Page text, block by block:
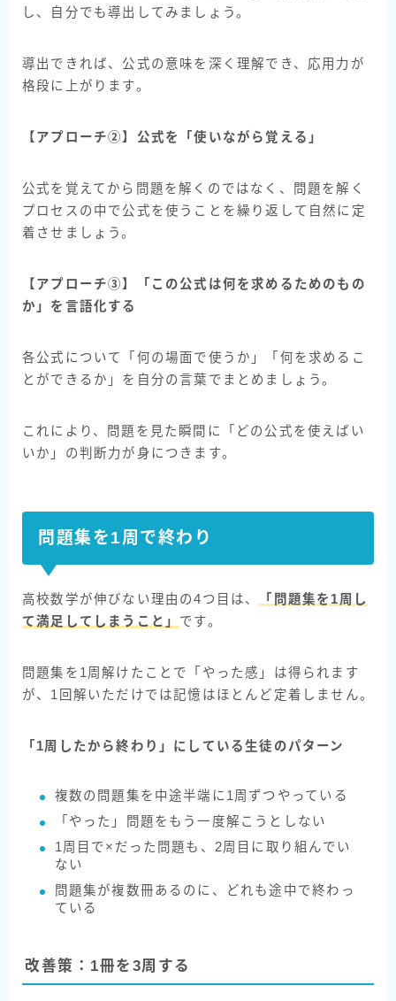
し、自分でも導出してみましょう。
導出できれば、公式の意味を深く理解でき、応用力が
格段に上がります。
【アプローチ②】公式を「使いながら覚える」
公式を覚えてから問題を解くのではなく、問題を解く
プロセスの中で公式を使うことを繰り返して自然に定
着させましょう。
【アプローチ③】「この公式は何を求めるためのもの
か」を言語化する
各公式について「何の場面で使うか」「何を求めるこ
とができるか」を自分の言葉でまとめましょう。
これにより、問題を見た瞬間に「どの公式を使えばい
いか」の判断力が身につきます。
問題集を1周で終わり
高校数学が伸びない理由の4つ目は、
「問題集を1周し
て満足してしまうこと」 です。
問題集を1周解けたことで「やった感」は得られます
が、1回解いただけでは記憶はほとんど定着しません。
「1周したから終わり」にしている生徒のパターン
複数の問題集を中途半端に1周ずつやっている
「やった」問題をもう一度解こうとしない
1周目で×だった問題も、2周目に取り組んでい
ない
問題集が複数冊あるのに、どれも途中で終わっ
ている
改善策：1冊を3周する